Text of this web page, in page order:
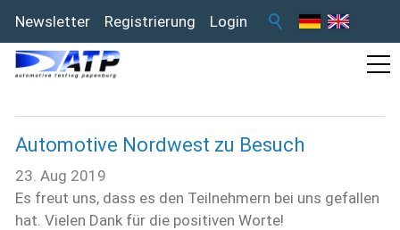
Newsletter Registrierung Login
Automotive Nordwest zu Besuch
23. Aug 2019
Es freut uns, dass es den Teilnehmern bei uns gefallen
hat. Vielen Dank für die positiven Worte!